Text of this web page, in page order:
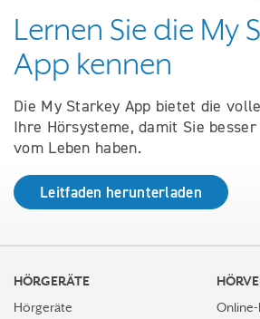
Lernen Sie die My
App kennen
Die My Starkey App bietet die
Ihre Hörsysteme, damit Sie
vom Leben haben.
Leitfaden herunterladen
HÖRGERÄTE
Hörgeräte